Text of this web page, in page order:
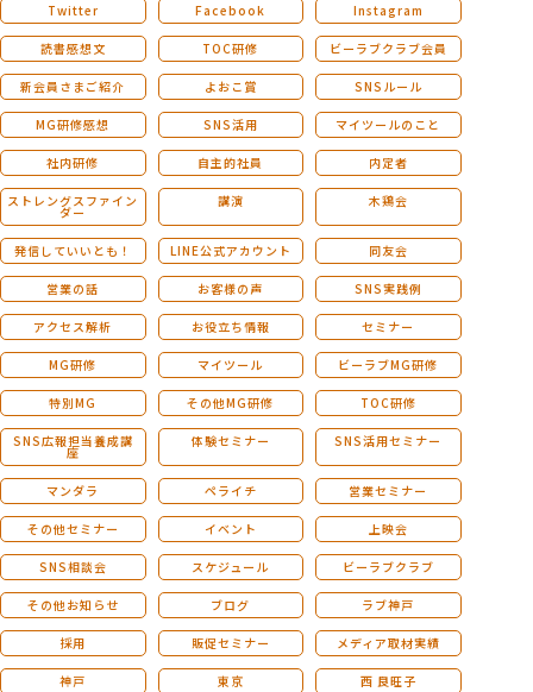
Twitter Facebook Instagram
読書感想文 TOC研修 ビーラブクラブ会員
新会員さまご紹介 よおこ賞 SNSルール
MG研修感想 SNS活用 マイツールのこと
社内研修 自主的社員 内定者
ストレングスファイン
ダー
講演 木鶏会
発信していいとも！ LINE公式アカウント 同友会
営業の話 お客様の声 SNS実践例
アクセス解析 お役立ち情報 セミナー
MG研修 マイツール ビーラブMG研修
特別MG その他MG研修 TOC研修
SNS広報担当養成講
座
体験セミナー SNS活用セミナー
マンダラ ペライチ 営業セミナー
その他セミナー イベント 上映会
SNS相談会 スケジュール ビーラブクラブ
その他お知らせ ブログ ラブ神戸
採用 販促セミナー メディア取材実績
神戸 東京 西 良旺子